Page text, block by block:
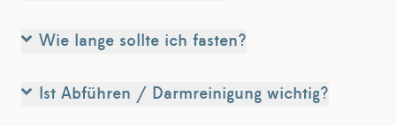
Wie lange sollte ich fasten?
Ist Abführen / Darmreinigung wichtig?